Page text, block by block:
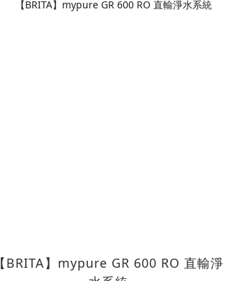
【BRITA】mypure GR 600 RO 直輸淨